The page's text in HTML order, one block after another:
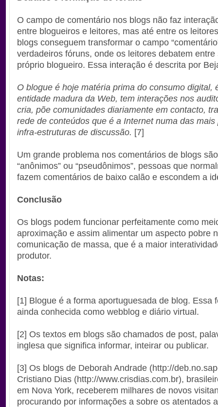
O campo de comentário nos blogs não faz
entre blogueiros e leitores, mas até entre os
blogs conseguem transformar o campo
verdadeiros fóruns, onde os leitores debatem entre
próprio blogueiro. Essa interação é descrita por
O blogue é hoje matéria prima do consumo digital,
entidade madura da Web, tem interações nos
cria, põe comunidades diariamente em contacto,
rede de conteúdos que é a Internet numa das mais
infra-estruturas de discussão. [7]
Um grande problema nos comentários de blogs
“anônimos” ou “pseudônimos”, pessoas que
fazem comentários de baixo calão e escondem a
Conclusão
Os blogs podem funcionar perfeitamente como
aproximação e assim alimentar um aspecto pobre
comunicação de massa, que é a maior
produtor.
Notas:
[1] Blogue é a forma aportuguesada de blog. Essa
ainda conhecida como webblog e diário virtual.
[2] Os textos em blogs são chamados de post,
inglesa que significa informar, inteirar ou publicar.
[3] Os blogs de Deborah Andrade (http://
Cristiano Dias (http://www.crisdias.com.br),
em Nova York, receberem milhares de novos
procurando por informações a sobre os atentados